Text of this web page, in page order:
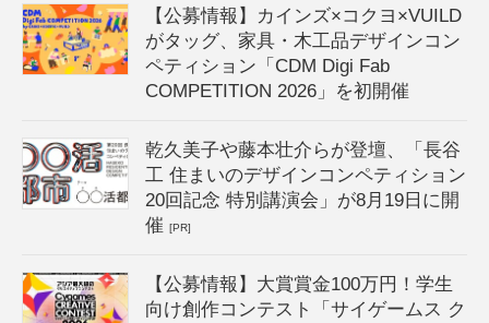
【公募情報】カインズ×コクヨ×VUILD
がタッグ、家具・木工品デザインコン
ペティション「CDM Digi Fab
COMPETITION 2026」を初開催
乾久美子や藤本壮介らが登壇、「長谷
工 住まいのデザインコンペティション
20回記念 特別講演会」が8月19日に開
催[PR]
【公募情報】大賞賞金100万円！学生
向け創作コンテスト「サイゲームス ク